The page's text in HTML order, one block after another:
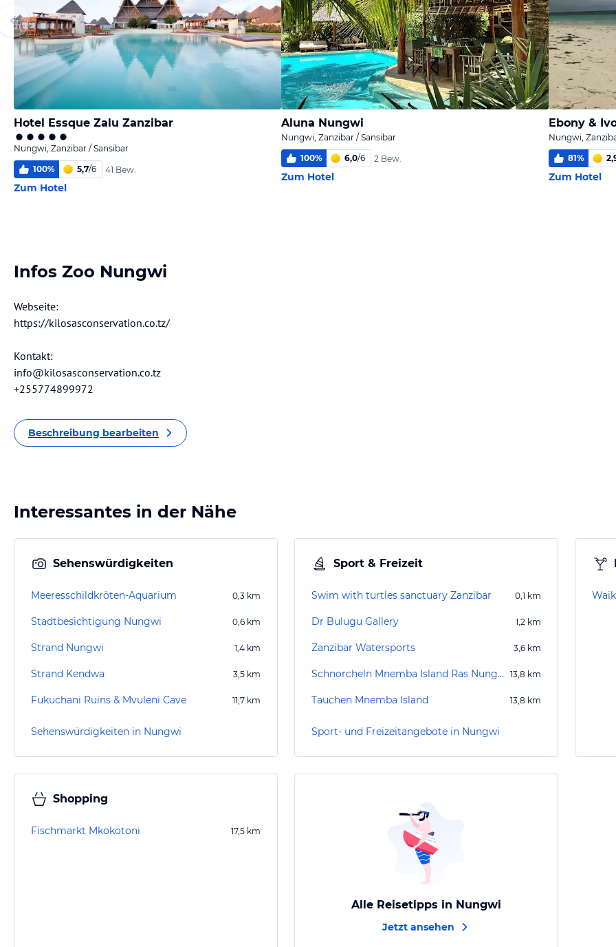
Hotel Essque Zalu Zanzibar
Nungwi, Zanzibar / Sansibar
100% 5,7/6 41 Bew.
Zum Hotel
Aluna Nungwi
Nungwi, Zanzibar / Sansibar
100% 6,0/6 2 Bew.
Zum Hotel
Ebony &
Nungwi,
81%
Zum Hotel
Infos Zoo Nungwi
Webseite:
https://kilosasconservation.co.tz/
Kontakt:
info@kilosasconservation.co.tz
+255774899972
Beschreibung bearbeiten
Interessantes in der Nähe
Sehenswürdigkeiten
Meeresschildkröten-Aquarium 0,3 km
Stadtbesichtigung Nungwi 0,6 km
Strand Nungwi 1,4 km
Strand Kendwa 3,5 km
Fukuchani Ruins & Mvuleni Cave 11,7 km
Sehenswürdigkeiten in Nungwi
Sport & Freizeit
Swim with turtles sanctuary Zanzibar 0,1 km
Dr Bulugu Gallery 1,2 km
Zanzibar Watersports 3,6 km
Schnorcheln Mnemba Island Ras Nungwi 13,8 km
Tauchen Mnemba Island 13,8 km
Sport- und Freizeitangebote in Nungwi
Shopping
Fischmarkt Mkokotoni 17,5 km
Alle Reisetipps in Nungwi
Jetzt ansehen